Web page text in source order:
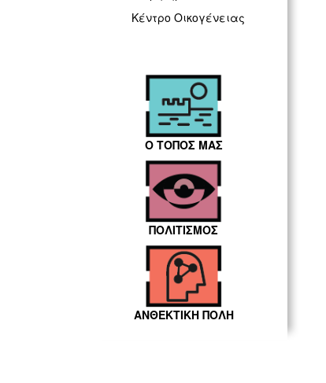
Κέντρο Οικογένειας
Ο ΤΟΠΟΣ ΜΑΣ
ΠΟΛΙΤΙΣΜΟΣ
ΑΝΘΕΚΤΙΚΗ ΠΟΛΗ